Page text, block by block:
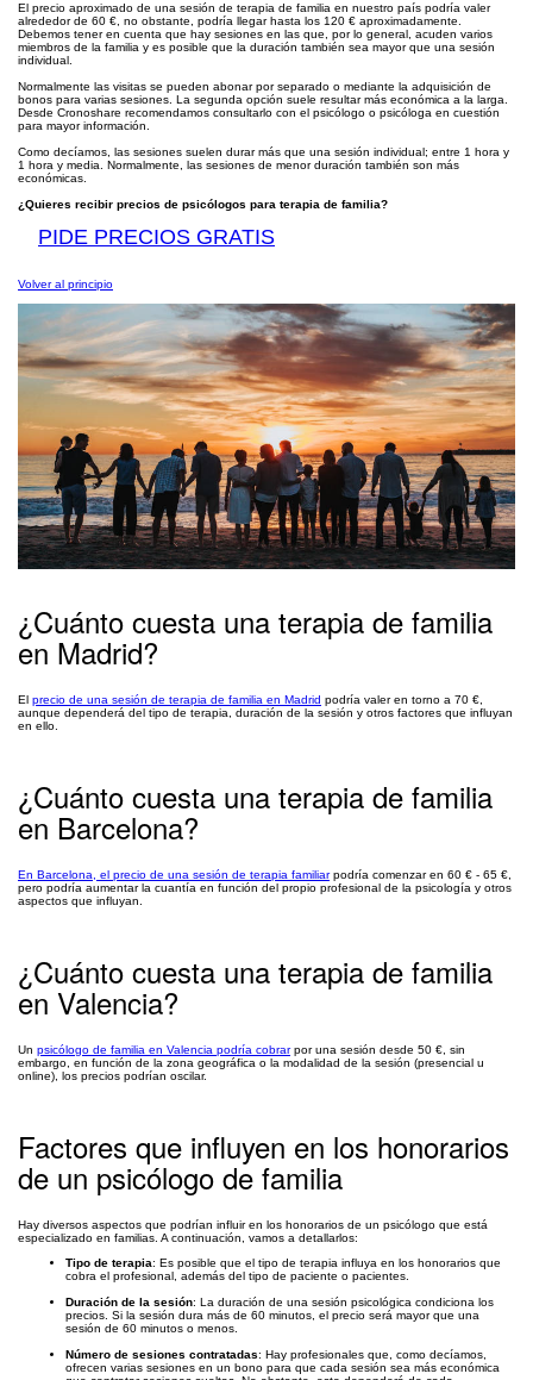
El precio aproximado de una sesión de terapia de familia en nuestro país podría valer
alrededor de 60 €, no obstante, podría llegar hasta los 120 € aproximadamente.
Debemos tener en cuenta que hay sesiones en las que, por lo general, acuden varios
miembros de la familia y es posible que la duración también sea mayor que una sesión
individual.
Normalmente las visitas se pueden abonar por separado o mediante la adquisición de
bonos para varias sesiones. La segunda opción suele resultar más económica a la larga.
Desde Cronoshare recomendamos consultarlo con el psicólogo o psicóloga en cuestión
para mayor información.
Como decíamos, las sesiones suelen durar más que una sesión individual; entre 1 hora y
1 hora y media. Normalmente, las sesiones de menor duración también son más
económicas.
¿Quieres recibir precios de psicólogos para terapia de familia?
PIDE PRECIOS GRATIS
Volver al principio
¿Cuánto cuesta una terapia de familia
en Madrid?
El precio de una sesión de terapia de familia en Madrid podría valer en torno a 70 €,
aunque dependerá del tipo de terapia, duración de la sesión y otros factores que influyan
en ello.
¿Cuánto cuesta una terapia de familia
en Barcelona?
En Barcelona, el precio de una sesión de terapia familiarpodría comenzar en 60 € - 65 €,
pero podría aumentar la cuantía en función del propio profesional de la psicología y otros
aspectos que influyan.
¿Cuánto cuesta una terapia de familia
en Valencia?
Un psicólogo de familia en Valencia podría cobrarpor una sesión desde 50 €, sin
embargo, en función de la zona geográfica o la modalidad de la sesión (presencial u
online), los precios podrían oscilar.
Factores que influyen en los honorarios
de un psicólogo de familia
Hay diversos aspectos que podrían influir en los honorarios de un psicólogo que está
especializado en familias. A continuación, vamos a detallarlos:
Tipo de terapia: Es posible que el tipo de terapia influya en los honorarios que
cobra el profesional, además del tipo de paciente o pacientes.
Duración de la sesión: La duración de una sesión psicológica condiciona los
precios. Si la sesión dura más de 60 minutos, el precio será mayor que una
sesión de 60 minutos o menos.
Número de sesiones contratadas: Hay profesionales que, como decíamos,
ofrecen varias sesiones en un bono para que cada sesión sea más económica